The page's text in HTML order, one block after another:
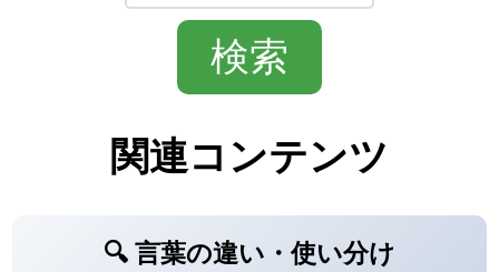
関連コンテンツ
🔍 言葉の違い・使い分け